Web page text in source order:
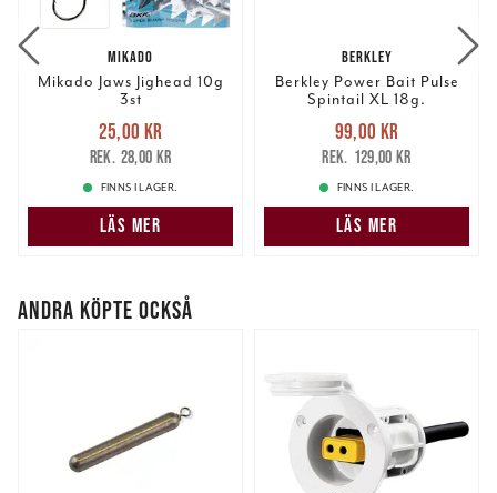
information från din enhet till de sociala medier och
annons- och analysföretag som vi samarbetar med.
Dessa kan i sin tur kombinera informationen med annan
information som du har tillhandahållit eller som de har
samlat in när du har använt deras tjänster.
MIKADO
Mikado Jaws Jighead 10g
3st
Nuvarande pris
25,00 krTidigare pris
28,00 kr
25,00 kr
28,00 kr
FINNS I LAGER.
LÄS MER
BERKLEY
Berkley Power Bait Pulse
Spintail XL 18g.
Nuvarande pris
99,00 krTidigare pris
129,00 kr
99,00 kr
129,00 kr
FINNS I LAGER.
LÄS MER
ANDRA KÖPTE OCKSÅ